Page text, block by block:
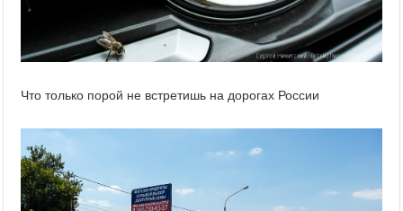
Что только порой не встретишь на дорогах России